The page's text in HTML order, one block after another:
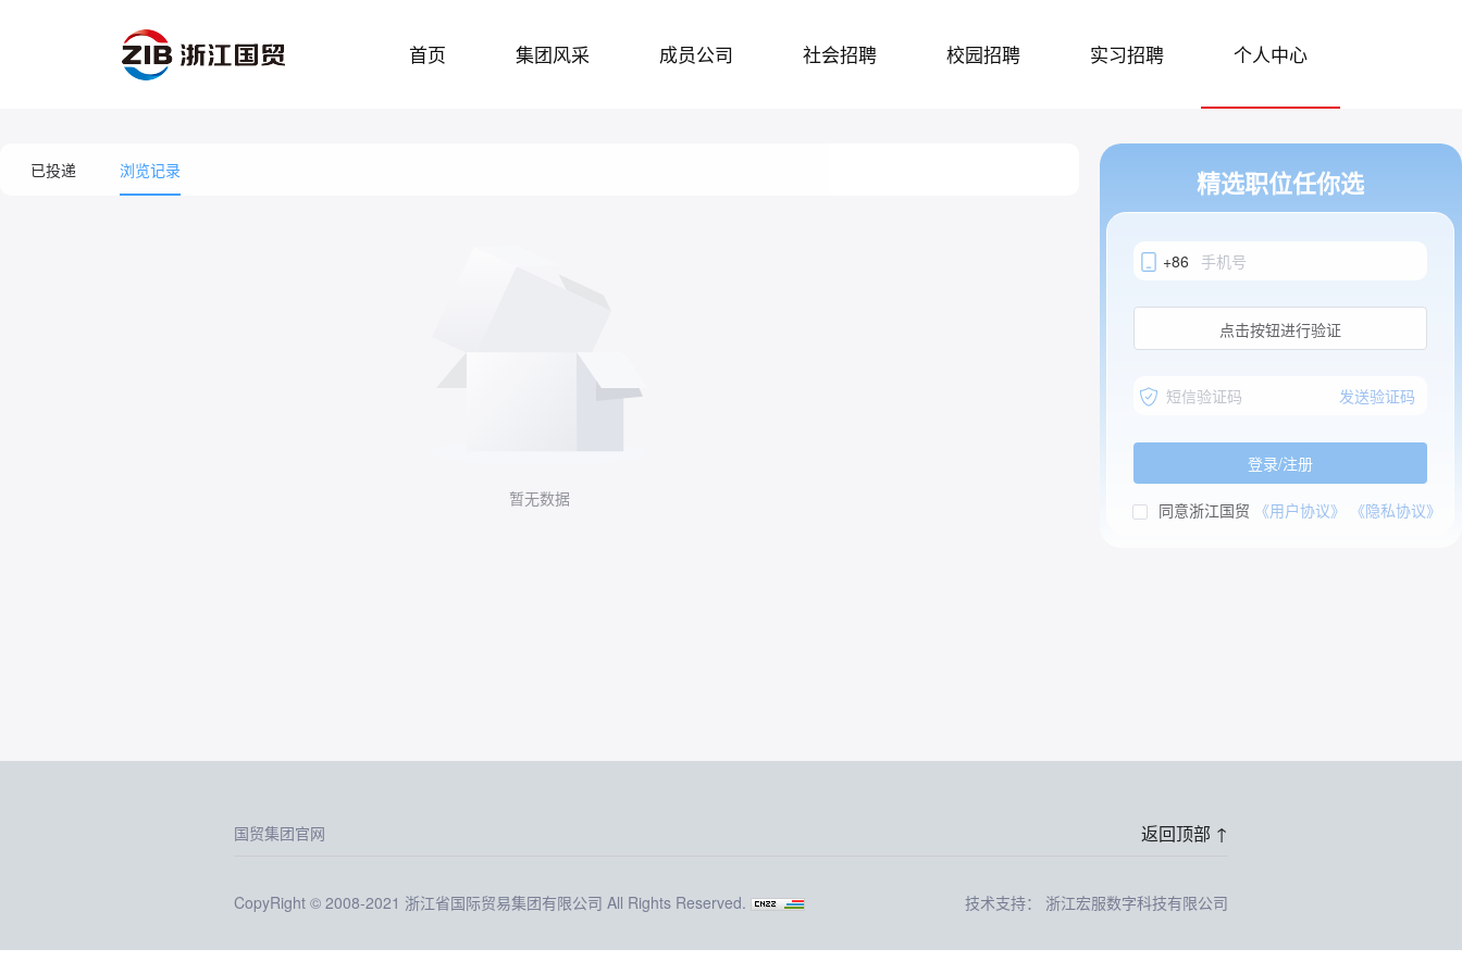
首页 集团风采 成员公司 社会招聘 校园招聘 实习招聘 个人中心
已投递 浏览记录
暂无数据
精选职位任你选
+86
点击按钮进行验证
发送验证码
登录/注册
同意浙江国贸 《用户协议》 《隐私协议》
国贸集团官网 返回顶部 ↑
CopyRight © 2008-2021 浙江省国际贸易集团有限公司 All Rights Reserved. 技术支持： 浙江宏服数字科技有限公司